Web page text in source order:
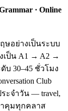
· Online
ษอย่างเป็นระบบ
เป็น A1 → A2 →
30–45 ชั่วโมง
Club
ะจำวัน — travel,
าคุมทุกคลาส